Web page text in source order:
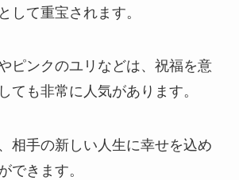
して重宝されます。
ピンクのユリなどは、祝福を意
ても非常に人気があります。
相手の新しい人生に幸せを込め
できます。